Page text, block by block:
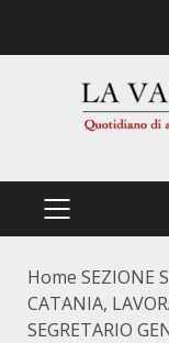
PRIMÄRES
Home SEZIONE
CATANIA,
SEGRETARIO